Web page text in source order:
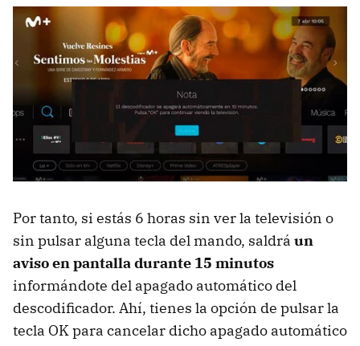
Por tanto, si estás 6 horas sin ver la televisión o
sin pulsar alguna tecla del mando, saldrá un
aviso en pantalla durante 15 minutos
informándote del apagado automático del
descodificador. Ahí, tienes la opción de pulsar la
tecla OK para cancelar dicho apagado automático